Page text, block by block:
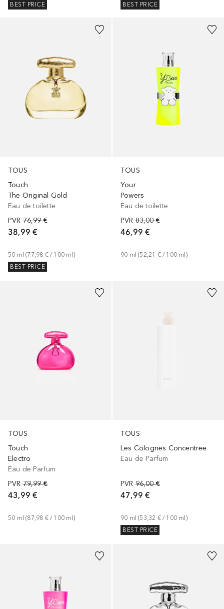
BEST PRICE
BEST PRICE
TOUS
Touch
The Original Gold
Eau de toilette
PVR 76,99 €
38,99 €
50 ml (77,98 € / 100 ml )
BEST PRICE
TOUS
Your
Powers
Eau de toilette
PVR 83,00 €
46,99 €
90 ml (52,21 € / 100 ml )
TOUS
Touch
Electro
Eau de Parfum
PVR 79,99 €
43,99 €
50 ml (87,98 € / 100 ml)
TOUS
Les Colognes Concentree
Eau de Parfum
PVR 96,00 €
47,99 €
90 ml (53,32 € / 100 ml )
BEST PRICE